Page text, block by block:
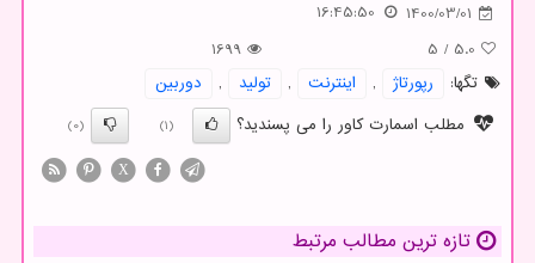
1400/03/01
16:45:50
5.0
/
5
1699
تگها:
رپورتاژ , اینترنت , تولید ,
دوربین
مطلب اسمارت کاور را می پسندید؟
(1)
(0)
X
تازه ترین مطالب مرتبط